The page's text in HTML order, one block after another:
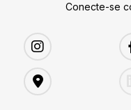
Conecte-se